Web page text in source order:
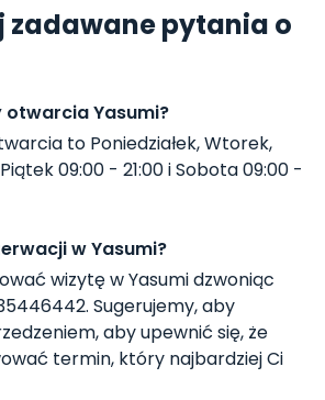
zadawane pytania o
otwarcia Yasumi?
to Poniedziałek, Wtorek,
09:00 - 21:00 i Sobota 09:00 -
w Yasumi?
wizytę w Yasumi dzwoniąc
Sugerujemy, aby
aby upewnić się, że
termin, który najbardziej Ci